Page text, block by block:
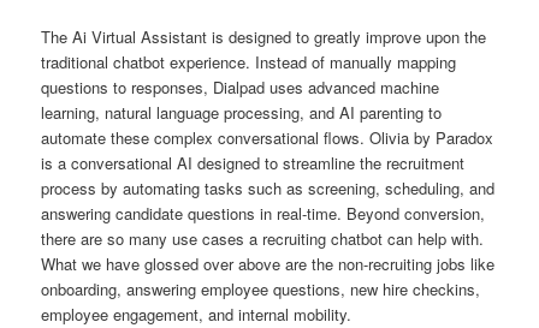
The Ai Virtual Assistant is designed to greatly improve upon the
traditional chatbot experience. Instead of manually mapping
questions to responses, Dialpad uses advanced machine
learning, natural language processing, and AI parenting to
automate these complex conversational flows. Olivia by Paradox
is a conversational AI designed to streamline the recruitment
process by automating tasks such as screening, scheduling, and
answering candidate questions in real-time. Beyond conversion,
there are so many use cases a recruiting chatbot can help with.
What we have glossed over above are the non-recruiting jobs like
onboarding, answering employee questions, new hire checkins,
employee engagement, and internal mobility.